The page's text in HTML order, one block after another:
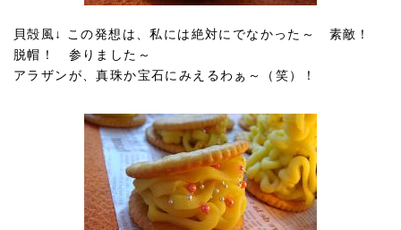
貝殻風↓ この発想は、私には絶対にでなかった～ 素敵！
脱帽！ 参りました～
アラザンが、真珠か宝石にみえるわぁ～（笑）！